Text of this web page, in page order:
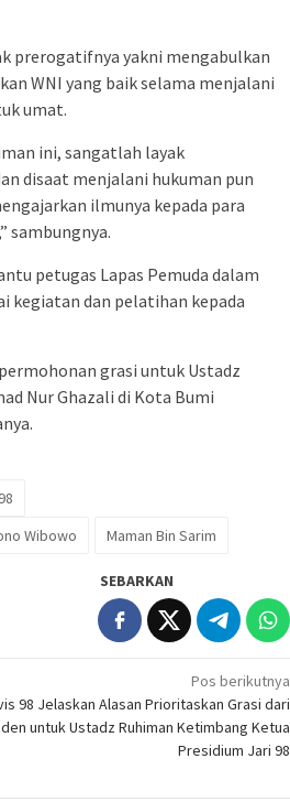
prerogatifnya yakni mengabulkan
WNI yang baik selama menjalani
umat.
ini, sangatlah layak
disaat menjalani hukuman pun
ilmunya kepada para
sambungnya.
petugas Lapas Pemuda dalam
kegiatan dan pelatihan kepada
grasi untuk Ustadz
Nur Ghazali di Kota Bumi
Wibowo Maman Bin Sarim
SEBARKAN
Pos berikutnya
98 Jelaskan Alasan Prioritaskan Grasi dari
untuk Ustadz Ruhiman Ketimbang Ketua
Presidium Jari 98